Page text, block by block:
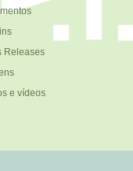
Releases
e vídeos